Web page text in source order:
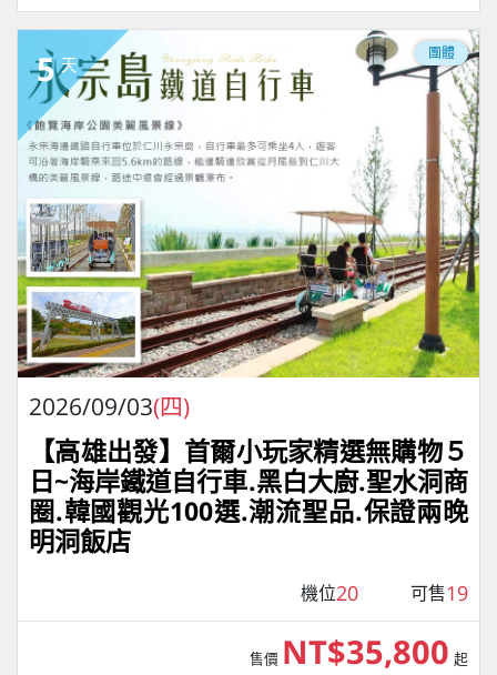
5 天
團體
2026/09/03(四)
【高雄出發】首爾小玩家精選無購物５
日~海岸鐵道自行車.黑白大廚.聖水洞商
圈.韓國觀光100選.潮流聖品.保證兩晚
明洞飯店
機位20 可售19
售價 NT$35,800 起